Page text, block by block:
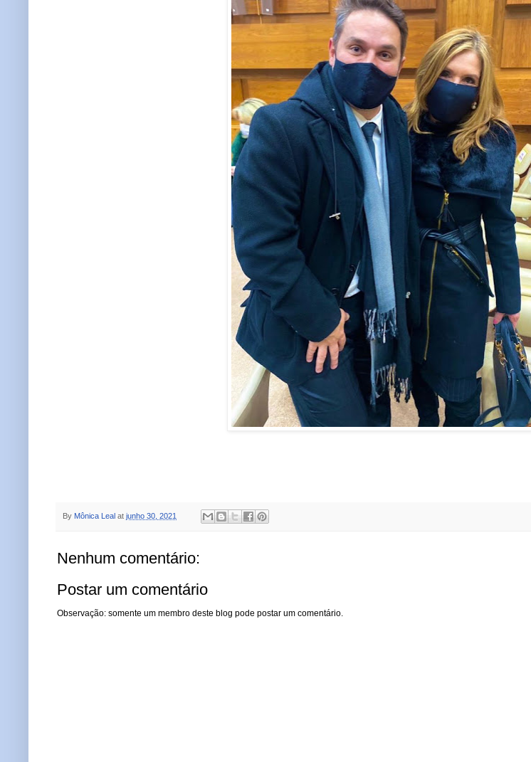
By Mônica Leal at junho 30, 2021
Nenhum comentário:
Postar um comentário
Observação: somente um membro deste blog pode postar um comentário.